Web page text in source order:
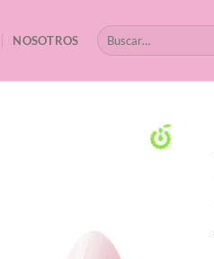
NOSOTROS
Buscar
por: